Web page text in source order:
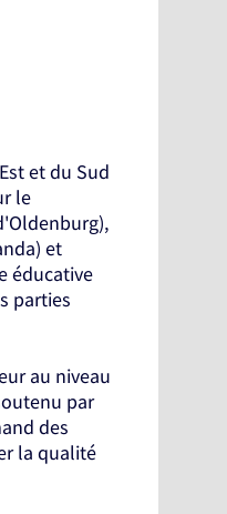
et du Sud
le
et
éducative
parties
au niveau
par
des
la qualité